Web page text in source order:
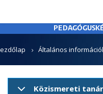
Általános
Közismereti